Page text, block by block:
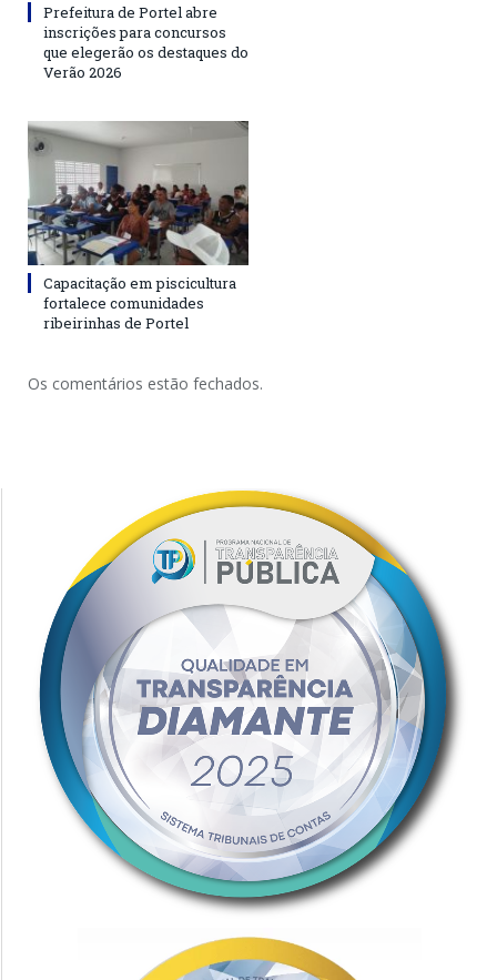
Prefeitura de Portel abre
inscrições para concursos
que elegerão os destaques do
Verão 2026
Capacitação em piscicultura
fortalece comunidades
ribeirinhas de Portel
Os comentários estão fechados.